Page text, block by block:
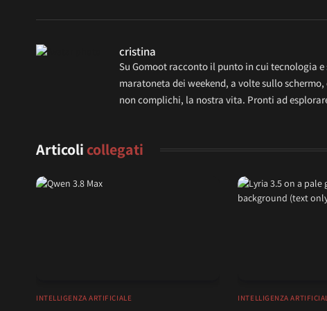
cristina
Su Gomoot racconto il punto in cui tecnologia
maratoneta dei weekend, a volte sullo
non complichi, la nostra vita. Pronti ad
Articoli collegati
INTELLIGENZA ARTIFICIALE INTELLIGENZA